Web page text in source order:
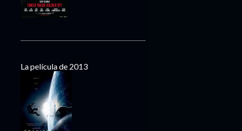
La película de 2013